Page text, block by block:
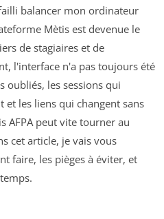
balancer mon ordinateur
Mètis est devenue le
de stagiaires et de
l'interface n'a pas toujours été
oubliés, les sessions qui
les liens qui changent sans
AFPA peut vite tourner au
cet article, je vais vous
faire, les pièges à éviter, et